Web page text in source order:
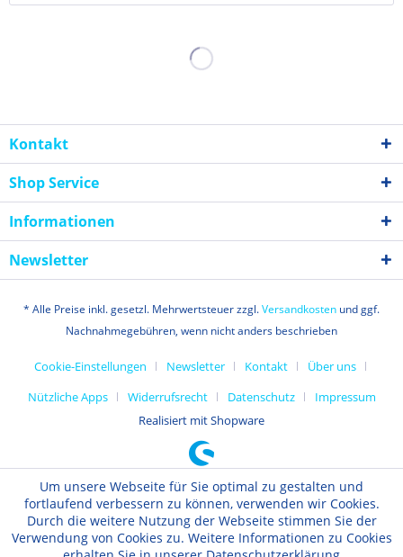
Kontakt
Shop Service
Informationen
Newsletter
* Alle Preise inkl. gesetzl. Mehrwertsteuer zzgl.Versandkosten und ggf.
Nachnahmegebühren, wenn nicht anders beschrieben
Cookie-Einstellungen Newsletter Kontakt
Über uns
Nützliche Apps
Widerrufsrecht Datenschutz
Impressum
Realisiert mit Shopware
Um unsere Webseite für Sie optimal zu gestalten und
fortlaufend verbessern zu können, verwenden wir Cookies.
Durch die weitere Nutzung der Webseite stimmen Sie der
Verwendung von Cookies zu. Weitere Informationen zu Cookies